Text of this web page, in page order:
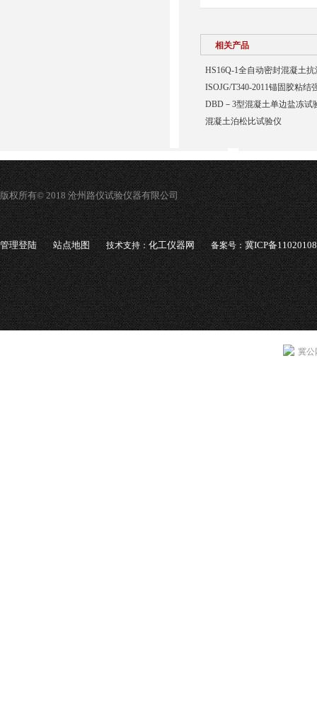
相关产品
HS16Q-1全自动密封混凝土抗
ISOJG/T340-2011锚固胶粘结
DBD－3型混凝土单边盐冻试
混凝土泊松比试验仪
版权所有© 2018 沧州路仪试验仪器有限公司
管理登陆 站点地图 技术支持：化工仪器网 备案号：冀ICP备
冀公